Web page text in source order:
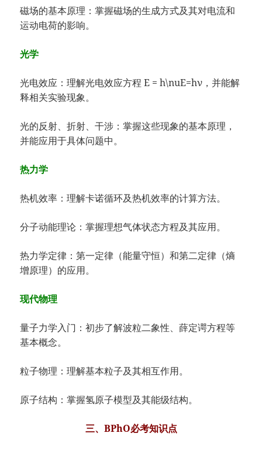
磁场的基本原理：掌握磁场的生成方式及其对电流和
运动电荷的影响。
光学
光电效应：理解光电效应方程 E = h\nuE=hν，并能解
释相关实验现象。
光的反射、折射、干涉：掌握这些现象的基本原理，
并能应用于具体问题中。
热力学
热机效率：理解卡诺循环及热机效率的计算方法。
分子动能理论：掌握理想气体状态方程及其应用。
热力学定律：第一定律（能量守恒）和第二定律（熵
增原理）的应用。
现代物理
量子力学入门：初步了解波粒二象性、薛定谔方程等
基本概念。
粒子物理：理解基本粒子及其相互作用。
原子结构：掌握氢原子模型及其能级结构。
三、BPhO必考知识点